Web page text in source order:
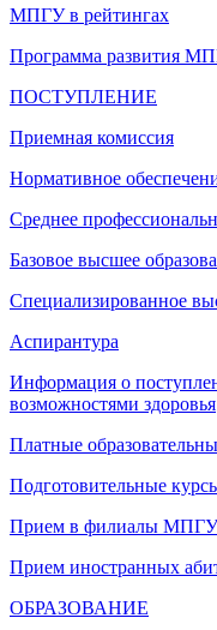
МПГУ в рейтингах
Программа развития
ПОСТУПЛЕНИЕ
Приемная комиссия
Нормативное
Среднее
Базовое высшее
Специализированное
Аспирантура
Информация о
возможностями здоровья
Платные
Подготовительные
Прием в филиалы МПГУ
Прием иностранных
ОБРАЗОВАНИЕ